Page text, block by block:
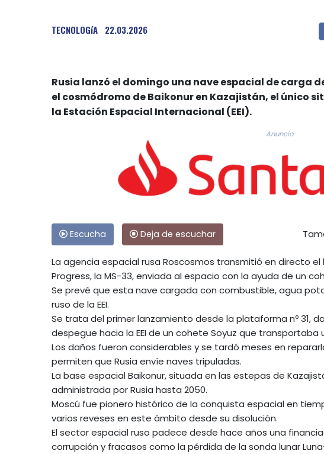
TECNOLOGíA 22.03.2026
Rusia lanzó el domingo una nave espacial de carga
el cosmódromo de Baikonur en Kazajistán, el único
la Estación Espacial Internacional (EEI).
Anuncio
Escucha Deja de escuchar
La agencia espacial rusa Roscosmos transmitió en directo
Progress, la MS-33, enviada al espacio con la ayuda de un
Se prevé que esta nave cargada con combustible, agua
ruso de la EEI.
Se trata del primer lanzamiento desde la plataforma nº 31,
despegue hacia la EEI de un cohete Soyuz que
Los daños fueron considerables y se tardó meses en
permiten que Rusia envíe naves tripuladas.
La base espacial Baikonur, situada en las estepas de
administrada por Rusia hasta 2050.
Moscú fue pionero histórico de la conquista espacial en
varios reveses en este ámbito desde su disolución.
El sector espacial ruso padece desde hace años una
corrupción y fracasos como la pérdida de la sonda lunar